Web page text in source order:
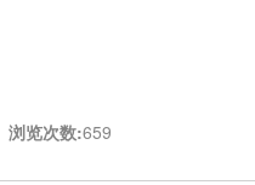
浏览次数:659